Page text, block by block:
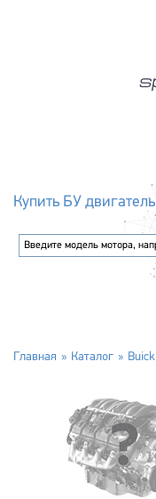
Купить БУ
Главная Каталог Buick